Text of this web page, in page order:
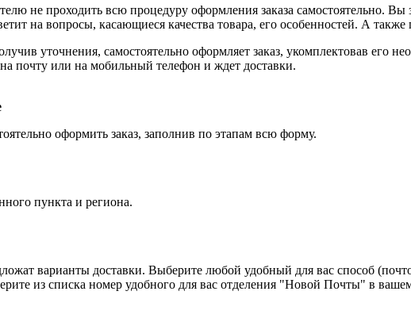
не проходить всю процедуру оформления заказа самостоятельно. Вы
на вопросы, касающиеся качества товара, его особенностей. А
уточнения, самостоятельно оформляет заказ, укомплектовав
почту или на мобильный телефон и ждет доставки.
оформить заказ, заполнив по этапам всю форму.
пункта и региона.
варианты доставки. Выберите любой удобный для вас способ
из списка номер удобного для вас отделения "Новой Почты" в вашем